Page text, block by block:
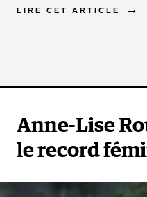
LIRE CET ARTICLE
Anne-Lise
le record